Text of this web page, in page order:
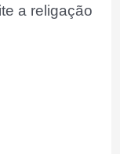
a religação